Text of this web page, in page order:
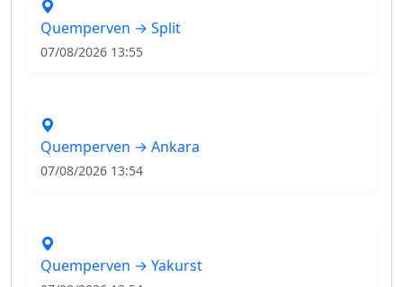
Quemperven → Split
07/08/2026 13:55
Quemperven → Ankara
07/08/2026 13:54
Quemperven → Yakurst